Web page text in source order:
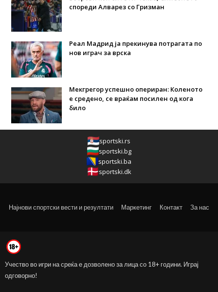
спореди Алварез со Гризман
Реал Мадрид ја прекинува потрагата по
нов играч за врска
Мекгрегор успешно опериран: Коленото
е средено, се враќам посилен од кога
било
sportski.rs
sportski.bg
sportski.ba
sportski.dk
Најнови спортски вести и резултати Маркетинг Контакт За нас
Учество во игри на среќа е дозволено за лица со 18+ години. Играј
одговорно!